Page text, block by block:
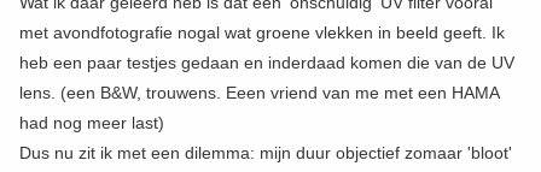
met avondfotografie nogal wat groene vlekken in beeld geeft. Ik
heb een paar testjes gedaan en inderdaad komen die van de UV
lens. (een B&W, trouwens. Eeen vriend van me met een HAMA
had nog meer last)
Dus nu zit ik met een dilemma: mijn duur objectief zomaar 'bloot'